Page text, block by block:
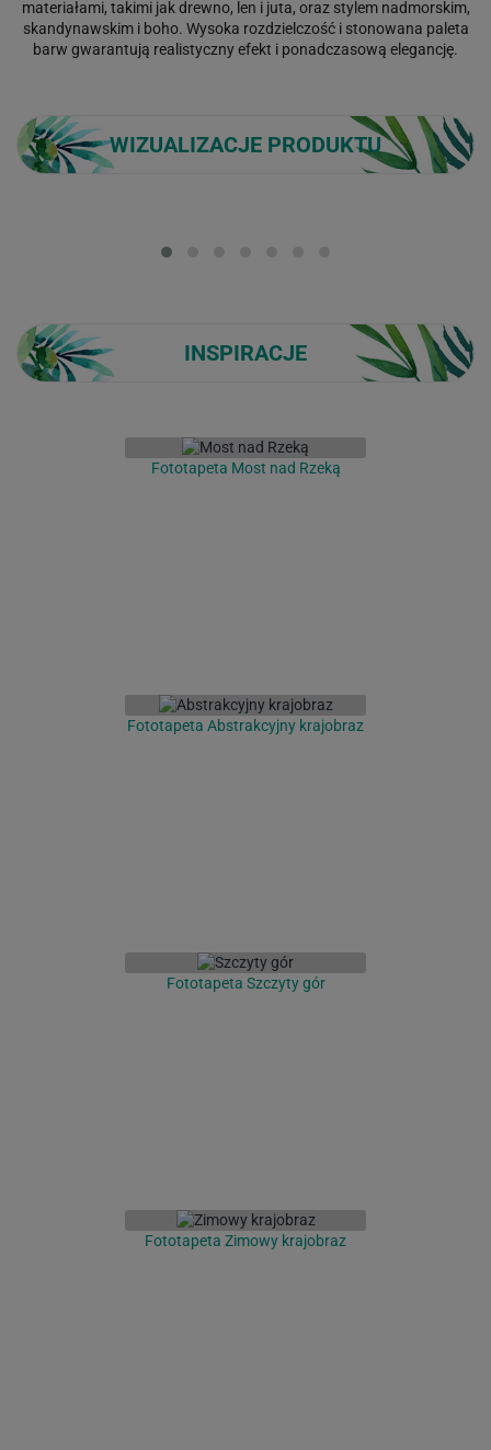
materiałami, takimi jak drewno, len i juta, oraz stylem nadmorskim,
skandynawskim i boho. Wysoka rozdzielczość i stonowana paleta
barw gwarantują realistyczny efekt i ponadczasową elegancję.
WIZUALIZACJE PRODUKTU
INSPIRACJE
Fototapeta Most nad Rzeką
Fototapeta Abstrakcyjny krajobraz
Fototapeta Szczyty gór
Fototapeta Zimowy krajobraz